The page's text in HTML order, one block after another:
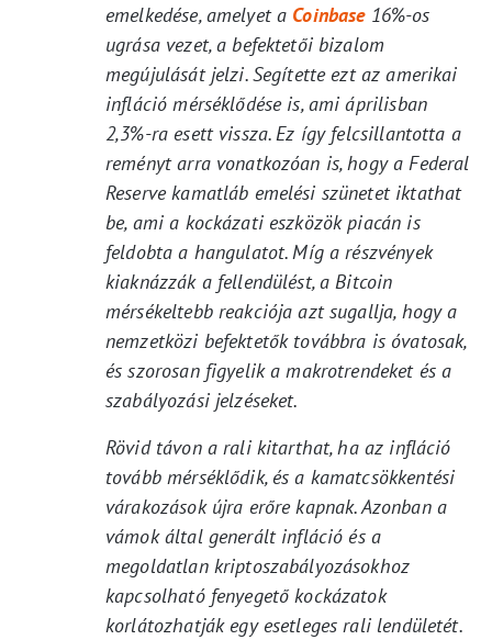
emelkedése, amelyet a Coinbase16%-os
ugrása vezet, a befektetői bizalom
megújulását jelzi. Segítette ezt az amerikai
infláció mérséklődése is, ami áprilisban
2,3%-ra esett vissza. Ez így felcsillantotta a
reményt arra vonatkozóan is, hogy a Federal
Reserve kamatláb emelési szünetet iktathat
be, ami a kockázati eszközök piacán is
feldobta a hangulatot. Míg a részvények
kiaknázzák a fellendülést, a Bitcoin
mérsékeltebb reakciója azt sugallja, hogy a
nemzetközi befektetők továbbra is óvatosak,
és szorosan figyelik a makrotrendeket és a
szabályozási jelzéseket.
Rövid távon a rali kitarthat, ha az infláció
tovább mérséklődik, és a kamatcsökkentési
várakozások újra erőre kapnak. Azonban a
vámok által generált infláció és a
megoldatlan kriptoszabályozásokhoz
kapcsolható fenyegető kockázatok
korlátozhatják egy esetleges rali lendületét.